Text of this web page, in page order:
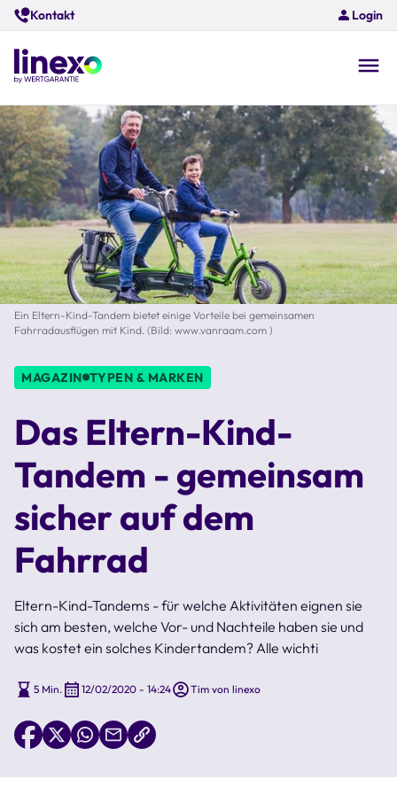
Skip
to
main
content
Kontakt Login
Ein Eltern-Kind-Tandem bietet einige Vorteile bei gemeinsamen
Fahrradausflügen mit Kind. (Bild: www.vanraam.com )
MAGAZIN TYPEN & MARKEN
Das Eltern-Kind-
Tandem - gemeinsam
sicher auf dem
Fahrrad
Eltern-Kind-Tandems - für welche Aktivitäten eignen sie
sich am besten, welche Vor- und Nachteile haben sie und
was kostet ein solches Kindertandem? Alle wichti
5 Min. 12/02/2020 - 14:24 Tim von linexo